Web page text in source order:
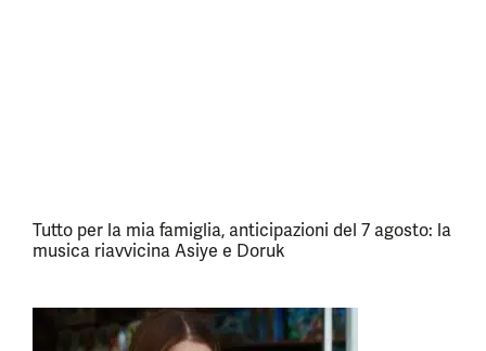
Tutto per la mia famiglia, anticipazioni del 7 agosto: la
musica riavvicina Asiye e Doruk